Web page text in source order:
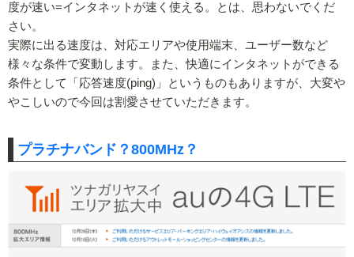
度が速い=インタネットが速く使える。とは、思わないでくだ
さい。
実際に出る速度は、対応エリアや使用端末、ユーザー数など
様々な条件で変動します。また、快適にインタネットができる
条件として「応答速度(ping)」というものもありますが、大変や
やこしいので今回は割愛させていただきます。
プラチナバンド？800MHz？